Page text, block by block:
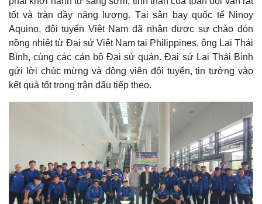
tốt và tràn đầy năng lượng. Tại sân bay quốc tế Ninoy
Aquino, đội tuyển Việt Nam đã nhận được sự chào đón
nồng nhiệt từ Đại sứ Việt Nam tại Philippines, ông Lại Thái
Bình, cùng các cán bộ Đại sứ quán. Đại sứ Lại Thái Bình
gửi lời chúc mừng và động viên đội tuyển, tin tưởng vào
kết quả tốt trong trận đấu tiếp theo.